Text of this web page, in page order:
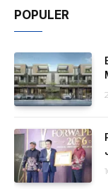
POPULER